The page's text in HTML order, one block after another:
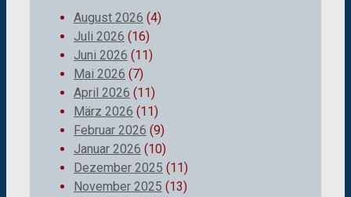
August 2026 (4)
Juli 2026 (16)
Juni 2026 (11)
Mai 2026 (7)
April 2026 (11)
März 2026 (11)
Februar 2026 (9)
Januar 2026 (10)
Dezember 2025 (11)
November 2025 (13)